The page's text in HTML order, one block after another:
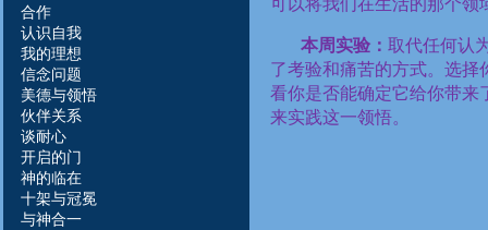
合作
认识自我
我的理想
信念问题
美德与领悟
伙伴关系
谈耐心
开启的门
神的临在
十架与冠冕
与神合一
可以将我们在生活的那个领
本周实验： 取代任何认
了考验和痛苦的方式。选择
看你是否能确定它给你带来
来实践这一领悟。